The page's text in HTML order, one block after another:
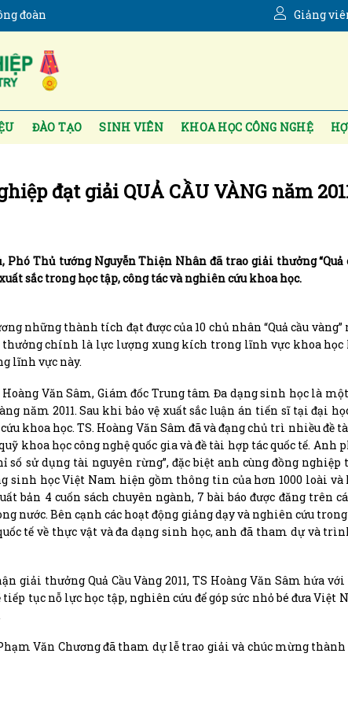
đoàn Giảng
ĐÀO TẠO SINH VIÊN KHOA HỌC CÔNG NGHỆ
đạt giải QUẢ CẦU VÀNG năm
Phó Thủ tướng Nguyễn Thiện Nhân đã trao giải thưởng “Quả
sắc trong học tập, công tác và nghiên cứu khoa học.
những thành tích đạt được của 10 chủ nhân “Quả cầu vàng”
chính là lực lượng xung kích trong lĩnh vực khoa học
lĩnh vực này.
Văn Sâm, Giám đốc Trung tâm Đa dạng sinh học là
năm 2011. Sau khi bảo vệ xuất sắc luận án tiến sĩ tại đại
khoa học. TS. Hoàng Văn Sâm đã và đạng chủ trì nhiều đề
khoa học công nghệ quốc gia và đề tài hợp tác quốc tế. Anh
sử dụng tài nguyên rừng”, đặc biệt anh cùng đồng nghiệp
sinh học Việt Nam hiện gồm thông tin của hơn 1000 loài và
bản 4 cuốn sách chuyên ngành, 7 bài báo được đăng trên
nước. Bên cạnh các hoạt động giảng dạy và nghiên cứu
tế về thực vật và đa dạng sinh học, anh đã tham dự và
thưởng Quả Cầu Vàng 2011, TS Hoàng Văn Sâm hứa
tục nỗ lực học tập, nghiên cứu để góp sức nhỏ bé đưa Việt
Văn Chương đã tham dự lễ trao giải và chúc mừng thành